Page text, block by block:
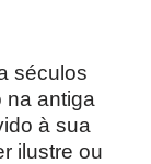
séculos
na antiga
à sua
ilustre ou